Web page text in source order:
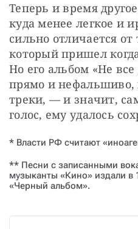
Теперь и время
куда менее легкое и
сильно отличается
который пришел
Но его альбом «Не
прямо и нефальшиво,
треки, — и значит,
голос, ему удалось
* Власти РФ считают
** Песни с записанными
музыканты «Кино» издали в
«Черный альбом».